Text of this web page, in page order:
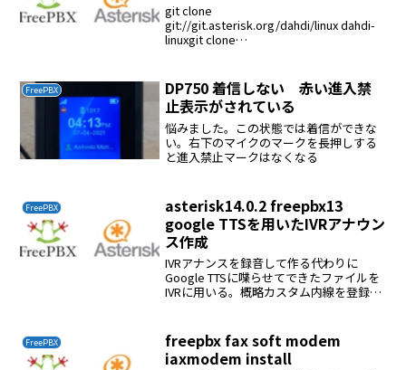
git clone
git://git.asterisk.org/dahdi/linux dahdi-
linuxgit clone
FreePBX
DP750 着信しない 赤い進入禁
止表示がされている
悩みました。この状態では着信ができな
い。右下のマイクのマークを長押しする
と進入禁止マークはなくなる
FreePBX
asterisk14.0.2 freepbx13
google TTSを用いたIVRアナウン
ス作成
IVRアナンスを録音して作る代わりに
Google TTSに喋らせてできたファイルを
IVRに用いる。概略カスタム内線を登録す
ルをIVRに登録すればOKカスタム内線...
FreePBX
freepbx fax soft modem
iaxmodem install